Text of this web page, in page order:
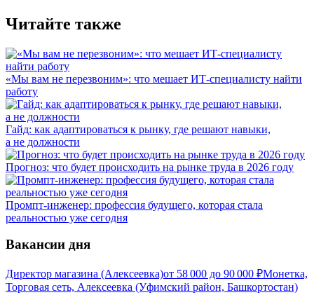
Читайте также
«Мы вам не перезвоним»: что мешает ИТ-специалисту найти
работу
Гайд: как адаптироваться к рынку, где решают навыки,
а не должности
Прогноз: что будет происходить на рынке труда в 2026 году
Промпт-инженер: профессия будущего, которая стала
реальностью уже сегодня
Вакансии дня
Директор магазина (Алексеевка)от 58 000 до 90 000 ₽Монетка,
Торговая сеть, Алексеевка (Уфимский район, Башкортостан)